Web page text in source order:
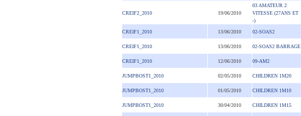
CREIF2_2010 19/06/2010
03 AMATEUR 2
VITESSE (27ANS ET
-)
CREIF1_2010 13/06/2010 02-SOAS2
CREIF1_2010 13/06/2010 02-SOAS2 BARRAGE
CREIF1_2010 12/06/2010 09-AM2
JUMPBOST1_2010 02/05/2010 CHILDREN 1M20
JUMPBOST1_2010 01/05/2010 CHILDREN 1M10
JUMPBOST1_2010 30/04/2010 CHILDREN 1M15